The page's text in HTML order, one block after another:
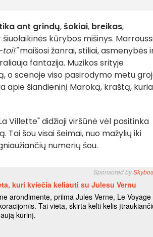
ant grindų,šokiai, breikas,
kūrybos mišinys.
toi!"maišosi žanrai, stiliai, asmenybės
fantazija. Muzikos srityje
o scenoje viso pasirodymo metu
apie šiandieninį Maroką, kraštą,
Villette" didžioji viršūnė vėl pasitinka
šou visai šeimai, nuo mažylių iki
numerių šou.